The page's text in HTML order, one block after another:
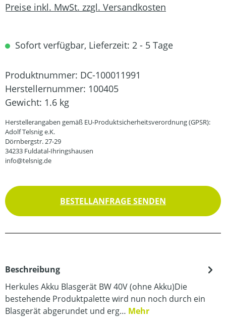
Preise inkl. MwSt. zzgl. Versandkosten
Sofort verfügbar, Lieferzeit: 2 - 5 Tage
Produktnummer: DC-100011991
Herstellernummer: 100405
Gewicht: 1.6 kg
Herstellerangaben gemäß EU-Produktsicherheitsverordnung (GPSR):
Adolf Telsnig e.K.
Dörnbergstr. 27-29
34233 Fuldatal-Ihringshausen
info@telsnig.de
BESTELLANFRAGE SENDEN
Beschreibung
Herkules Akku Blasgerät BW 40V (ohne Akku)Die
bestehende Produktpalette wird nun noch durch ein
Blasgerät abgerundet und erg… Mehr